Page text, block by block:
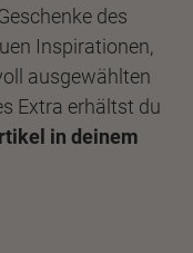
des
Inspirationen,
ausgewählten
Extra erhältst du
in deinem